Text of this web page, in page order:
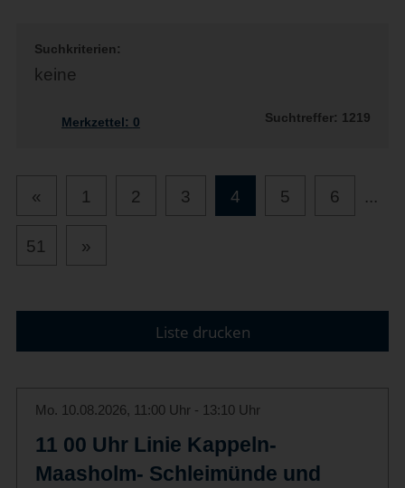
Suchkriterien:
keine
Merkzettel: 0 Suchtreffer: 1219
« 1 2 3 4 5 6 ...
51 »
Liste drucken
Mo. 10.08.2026, 11:00 Uhr - 13:10 Uhr
11 00 Uhr Linie Kappeln-
Maasholm- Schleimünde und